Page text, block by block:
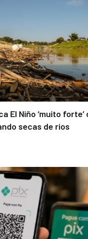
El Niño ‘muito forte’
secas de rios